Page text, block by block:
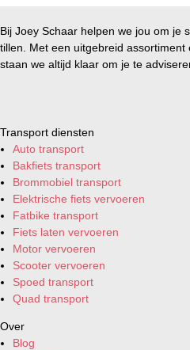
Bij Joey Schaar helpen we jou om je
tillen. Met een uitgebreid
staan we altijd klaar om je te
Transport diensten
Auto transport
Bakfiets transport
Brommobiel transport
Elektrische fiets vervoeren
Fatbike transport
Fiets laten vervoeren
Motor vervoeren
Scooter vervoeren
Spoed transport
Quad transport
Over
Blog